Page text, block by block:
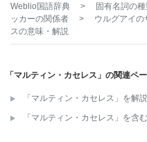
Weblio国語辞典 > 固有名詞の
ッカーの関係者
> ウルグアイ
スの意味・解説
「マルティン・カセレス」の関連ペ
「マルティン・カセレス」を解
「マルティン・カセレス」を含